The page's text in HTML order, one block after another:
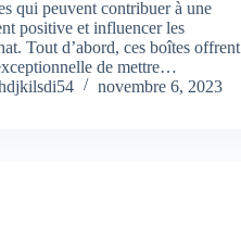
qui peuvent contribuer à une
positive et influencer les
Tout d’abord, ces boîtes offrent
de mettre…
novembre 6, 2023